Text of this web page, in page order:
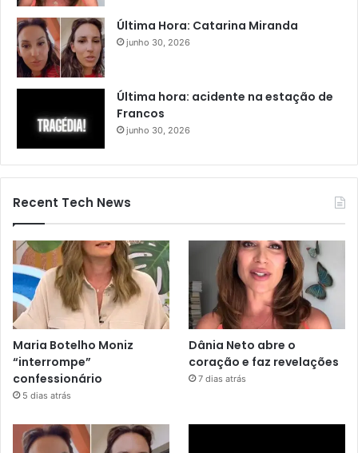
Última Hora: Catarina Miranda
junho 30, 2026
Última hora: acidente na estação de
Francos
junho 30, 2026
Recent Tech News
Maria Botelho Moniz
“interrompe”
confessionário
5 dias atrás
Dânia Neto abre o
coração e faz revelações
7 dias atrás